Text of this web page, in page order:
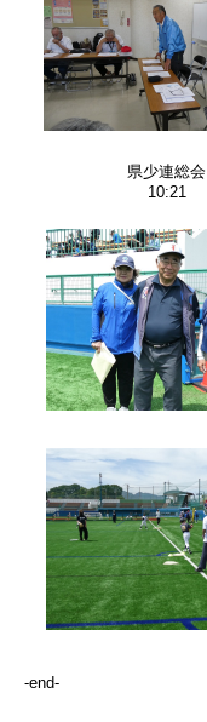
県少連総会
10:21
-end-